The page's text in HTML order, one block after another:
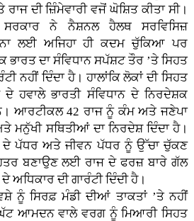
ਦੀ ਜ਼ਿੰਮੇਵਾਰੀ ਵਜੋਂ ਘੋਸ਼ਿਤ ਕੀਤਾ ਸੀ।
ਨੇ ਨੈਸ਼ਨਲ ਹੈਲਥ ਸਰਵਿਸਿਜ਼
ਲਈ ਅਜਿਹਾ ਹੀ ਕਦਮ ਚੁੱਕਿਆ ਪਰ
ਦਾ ਸੰਵਿਧਾਨ ਸਪੱਸ਼ਟ ਤੌਰ ’ਤੇ ਸਿਹਤ
ਨਹੀਂ ਦਿੰਦਾ ਹੈ। ਹਾਲਾਂਕਿ ਲੋਕਾਂ ਦੀ ਸਿਹਤ
ਦੇ ਹਵਾਲੇ ਭਾਰਤੀ ਸੰਵਿਧਾਨ ਦੇ ਨਿਰਦੇਸ਼ਕ
ਆਰਟੀਕਲ 42 ਰਾਜ ਨੂੰ ਕੰਮ ਅਤੇ ਜਣੇਪਾ
ਸਥਿਤੀਆਂ ਦਾ ਨਿਰਦੇਸ਼ ਦਿੰਦਾ ਹੈ।
ਪੱਧਰ ਅਤੇ ਜੀਵਨ ਪੱਧਰ ਨੂੰ ਉੱਚਾ ਚੁੱਕਣ
ਬਣਾਉਣ ਲਈ ਰਾਜ ਦੇ ਫਰਜ਼ ਬਾਰੇ ਗੱਲ
ਅਧਿਕਾਰ ਦੀ ਗਾਰੰਟੀ ਦਿੰਦੀ ਹੈ।
ਸਿਰਫ਼ ਮੰਡੀ ਦੀਆਂ ਤਾਕਤਾਂ ’ਤੇ ਨਹੀਂ
ਆਮਦਨ ਵਾਲੇ ਵਰਗ ਨੂੰ ਮਿਆਰੀ ਸਿਹਤ